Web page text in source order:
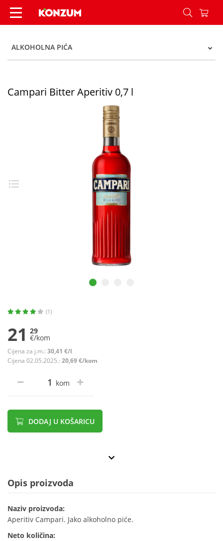
Campari Bitter Aperitiv 0,7 l - Konzum
ALKOHOLNA PIĆA
Campari Bitter Aperitiv 0,7 l
(1)
21 29
€/kom
Cijena za j.m.: 30,41 €/l
Cijena 02.05.2025.: 20,69 €/kom
kom
DODAJ U KOŠARICU
Opis proizvoda
Naziv proizvoda:
Aperitiv Campari. Jako alkoholno piće.
Neto količina: